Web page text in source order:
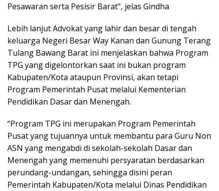
Pesawaran serta Pesisir Barat”, jelas Gindha
Lebih lanjut Advokat yang lahir dan besar di tengah
keluarga Negeri Besar Way Kanan dan Gunung Terang
Tulang Bawang Barat ini menjelaskan bahwa Program
TPG yang digelontorkan saat ini bukan program
Kabupaten/Kota ataupun Provinsi, akan tetapi
Program Pemerintah Pusat melalui Kementerian
Pendidikan Dasar dan Menengah.
“Program TPG ini merupakan Program Pemerintah
Pusat yang tujuannya untuk membantu para Guru Non
ASN yang mengabdi di sekolah-sekolah Dasar dan
Menengah yang memenuhi persyaratan berdasarkan
perundang-undangan, sehingga disini peran
Pemerintah Kabupaten/Kota melalui Dinas Pendidikan